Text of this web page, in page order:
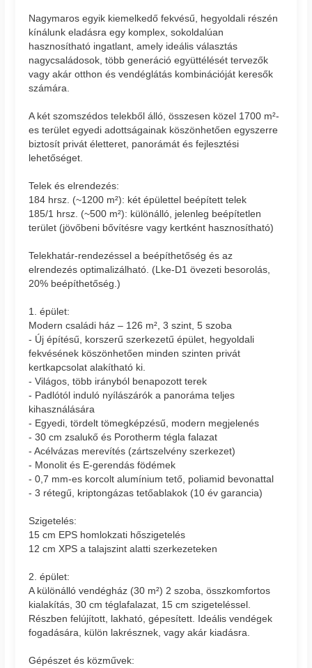
Nagymaros egyik kiemelkedő fekvésű, hegyoldali részén
kínálunk eladásra egy komplex, sokoldalúan
hasznosítható ingatlant, amely ideális választás
nagycsaládosok, több generáció együttélését tervezők
vagy akár otthon és vendéglátás kombinációját keresők
számára.
A két szomszédos telekből álló, összesen közel 1700 m²-
es terület egyedi adottságainak köszönhetően egyszerre
biztosít privát életteret, panorámát és fejlesztési
lehetőséget.
Telek és elrendezés:
184 hrsz. (~1200 m²): két épülettel beépített telek
185/1 hrsz. (~500 m²): különálló, jelenleg beépítetlen
terület (jövőbeni bővítésre vagy kertként hasznosítható)
Telekhatár-rendezéssel a beépíthetőség és az
elrendezés optimalizálható. (Lke-D1 övezeti besorolás,
20% beépíthetőség.)
1. épület:
Modern családi ház – 126 m², 3 szint, 5 szoba
- Új építésű, korszerű szerkezetű épület, hegyoldali
fekvésének köszönhetően minden szinten privát
kertkapcsolat alakítható ki.
- Világos, több irányból benapozott terek
- Padlótól induló nyílászárók a panoráma teljes
kihasználására
- Egyedi, tördelt tömegképzésű, modern megjelenés
- 30 cm zsalukő és Porotherm tégla falazat
- Acélvázas merevítés (zártszelvény szerkezet)
- Monolit és E-gerendás födémek
- 0,7 mm-es korcolt alumínium tető, poliamid bevonattal
- 3 rétegű, kriptongázas tetőablakok (10 év garancia)
Szigetelés:
15 cm EPS homlokzati hőszigetelés
12 cm XPS a talajszint alatti szerkezeteken
2. épület:
A különálló vendégház (30 m²) 2 szoba, összkomfortos
kialakítás, 30 cm téglafalazat, 15 cm szigeteléssel.
Részben felújított, lakható, gépesített. Ideális vendégek
fogadására, külön lakrésznek, vagy akár kiadásra.
Gépészet és közművek: